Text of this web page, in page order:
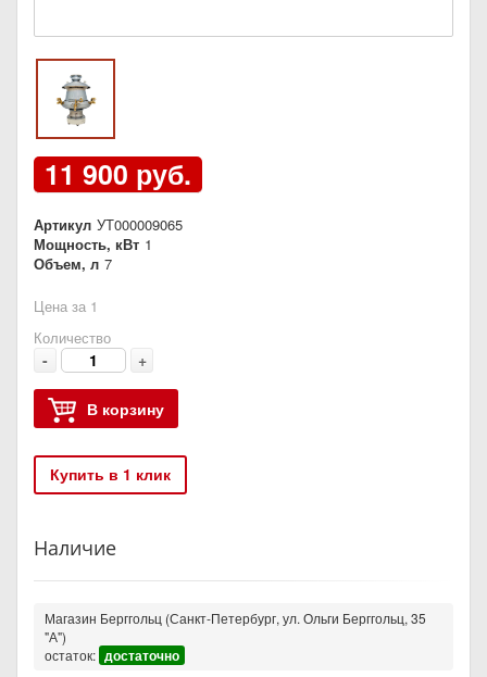
11 900 руб.
Артикул УТ000009065
Мощность, кВт 1
Объем, л 7
Цена за 1
Количество
- +
В корзину
Купить в 1 клик
Наличие
Магазин Берггольц (Санкт-Петербург, ул. Ольги Берггольц, 35
"А")
остаток: достаточно